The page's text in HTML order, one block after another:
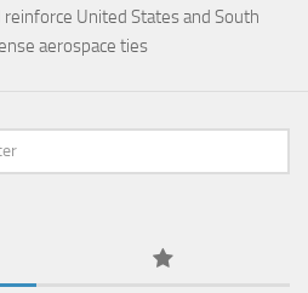
reinforce United States and South
aerospace ties